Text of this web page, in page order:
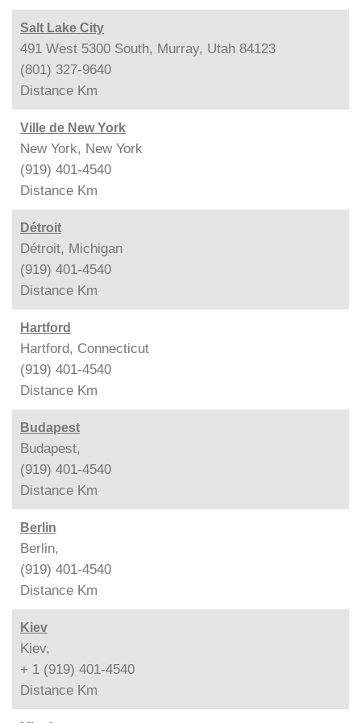
Salt Lake City
491 West 5300 South, Murray, Utah 84123
(801) 327-9640
Distance Km
Ville de New York
New York, New York
(919) 401-4540
Distance Km
Détroit
Détroit, Michigan
(919) 401-4540
Distance Km
Hartford
Hartford, Connecticut
(919) 401-4540
Distance Km
Budapest
Budapest,
(919) 401-4540
Distance Km
Berlin
Berlin,
(919) 401-4540
Distance Km
Kiev
Kiev,
+ 1 (919) 401-4540
Distance Km